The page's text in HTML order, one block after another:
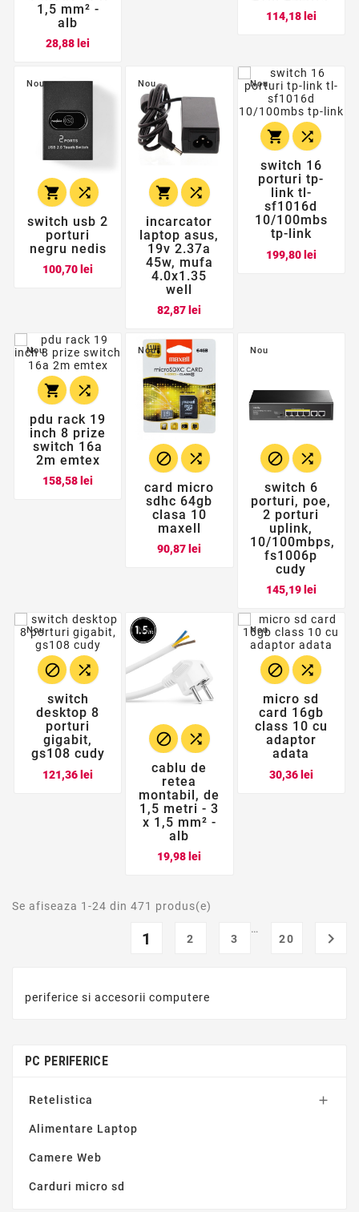
1,5 mm² -
alb
28,88 lei
114,18 leiPret
Nou
 
switch usb 2
porturi
negru nedis
100,70 lei
Nou
 
incarcator
laptop asus,
19v 2.37a
45w, mufa
4.0x1.35
well
82,87 lei
Nou
 
switch 16
porturi tp-
link tl-
sf1016d
10/100mbs
tp-link
199,80 leiPret
Nou
 
pdu rack 19
inch 8 prize
switch 16a
2m emtex
158,58 lei
Nou
 
card micro
sdhc 64gb
clasa 10
maxell
90,87 lei
Nou
 
switch 6
porturi, poe,
2 porturi
uplink,
10/100mbps,
fs1006p
cudy
145,19 leiPret
Nou
 
switch
desktop 8
porturi
gigabit,
gs108 cudy
121,36 lei
Nou
 
cablu de
retea
montabil, de
1,5 metri - 3
x 1,5 mm² -
alb
19,98 lei
Nou
 
micro sd
card 16gb
class 10 cu
adaptor
adata
30,36 leiPret
Se afiseaza 1-24 din 471 produs(e)
1 2 3
…
20

periferice si accesorii computere
PC PERIFERICE
Retelistica 
Alimentare Laptop
Camere Web
Carduri micro sd